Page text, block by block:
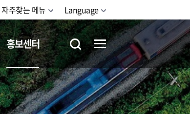
자주찾는 메뉴 Language
홍보센터
철도체험